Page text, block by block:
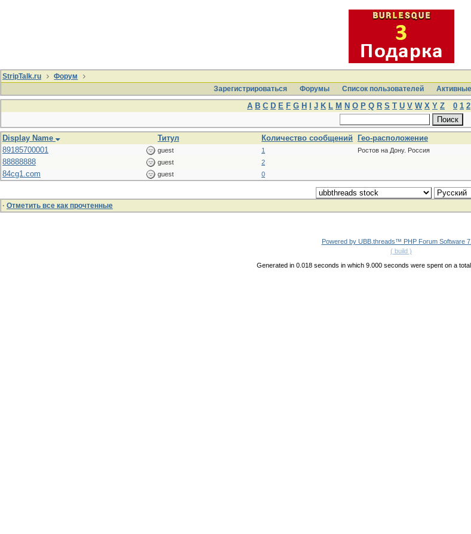
StripTalk.ru
Форум
Зарегистрироваться
Форумы Список пользователей
A B C D E F G H J K L M N O P Q R S T U V W X Y Z 0 1 2
Display Name Титул Количество сообщений Гео-расположение
89185700001
guest 1 Ростов на Дону. Россия
88888888 guest 2
84cg1.com guest 0
· Отметить все как прочтенные
Powered by UBB.threads™ PHP Forum Software
( build )
Generated in 0.018 seconds in which 9.000 seconds were spent on a